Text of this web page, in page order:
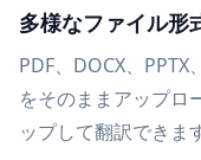
多様なファイル形
PDF、DOCX、PPTX
をそのままアップロ
ップして翻訳できます